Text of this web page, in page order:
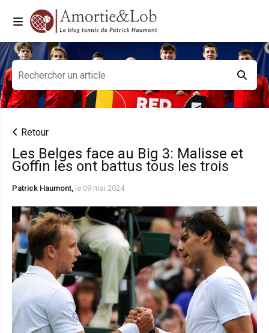
Retour
Les Belges face au Big 3: Malisse et
Goffin les ont battus tous les trois
Patrick Haumont, le 09 mai 2024